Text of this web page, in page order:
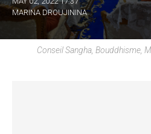
MARINA DROUJININA
Conseil Sangha, Bouddhisme,